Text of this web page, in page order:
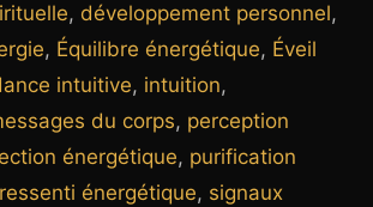
, développement personnel,
, Équilibre énergétique, Éveil
intuitive, intuition,
du corps, perception
énergétique, purification
ressenti énergétique, signaux